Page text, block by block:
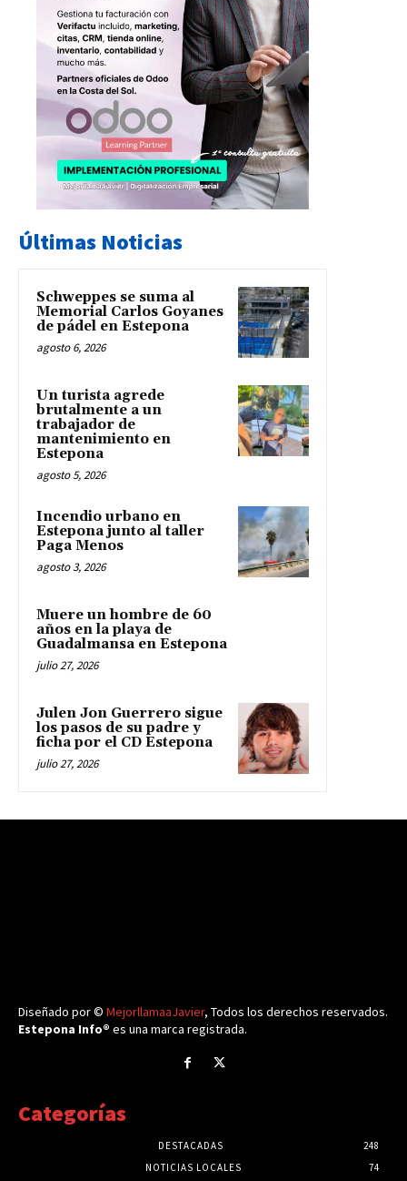
Últimas Noticias
Schweppes se suma al
Memorial Carlos Goyanes
de pádel en Estepona
agosto 6, 2026
Un turista agrede
brutalmente a un
trabajador de
mantenimiento en
Estepona
agosto 5, 2026
Incendio urbano en
Estepona junto al taller
Paga Menos
agosto 3, 2026
Muere un hombre de 60
años en la playa de
Guadalmansa en Estepona
julio 27, 2026
Julen Jon Guerrero sigue
los pasos de su padre y
ficha por el CD Estepona
julio 27, 2026
Diseñado por © MejorllamaaJavier, Todos los derechos reservados.
Estepona Info® es una marca registrada.
Categorías
DESTACADAS
248
NOTICIAS LOCALES
74